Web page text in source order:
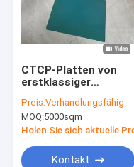
CTCP-Platten von
erstklassiger
Plattenstärke von
0,15 mm/0,30 mm für
60000-80000 Drucke
Preis:Verhandlungsfähig
MOQ:5000sqm
Holen Sie sich aktuelle
Kontakt